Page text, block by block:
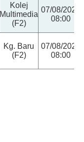
Kolej
Multimedia
(F2)
07/08/2026
08:00
Kg. Baru
(F2)
07/08/2026
08:00